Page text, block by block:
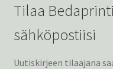
Tilaa
sähköpostiisi
Uutiskirjeen tilaajana